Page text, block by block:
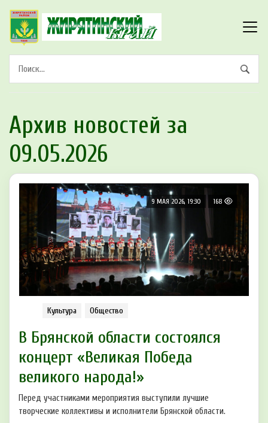
Архив новостей за
09.05.2026
9 МАЯ 2026, 19:30 168
Культура Общество
В Брянской области состоялся
концерт «Великая Победа
великого народа!»
Перед участниками мероприятия выступили лучшие
творческие коллективы и исполнители Брянской области.